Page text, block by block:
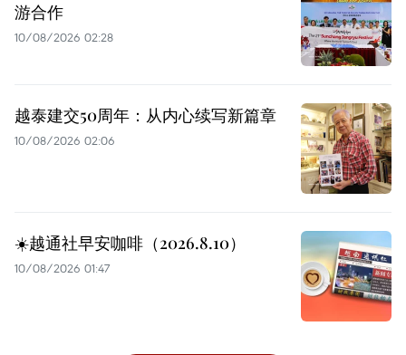
游合作
10/08/2026 02:28
越泰建交50周年：从内心续写新篇章
10/08/2026 02:06
☀️越通社早安咖啡（2026.8.10）
10/08/2026 01:47